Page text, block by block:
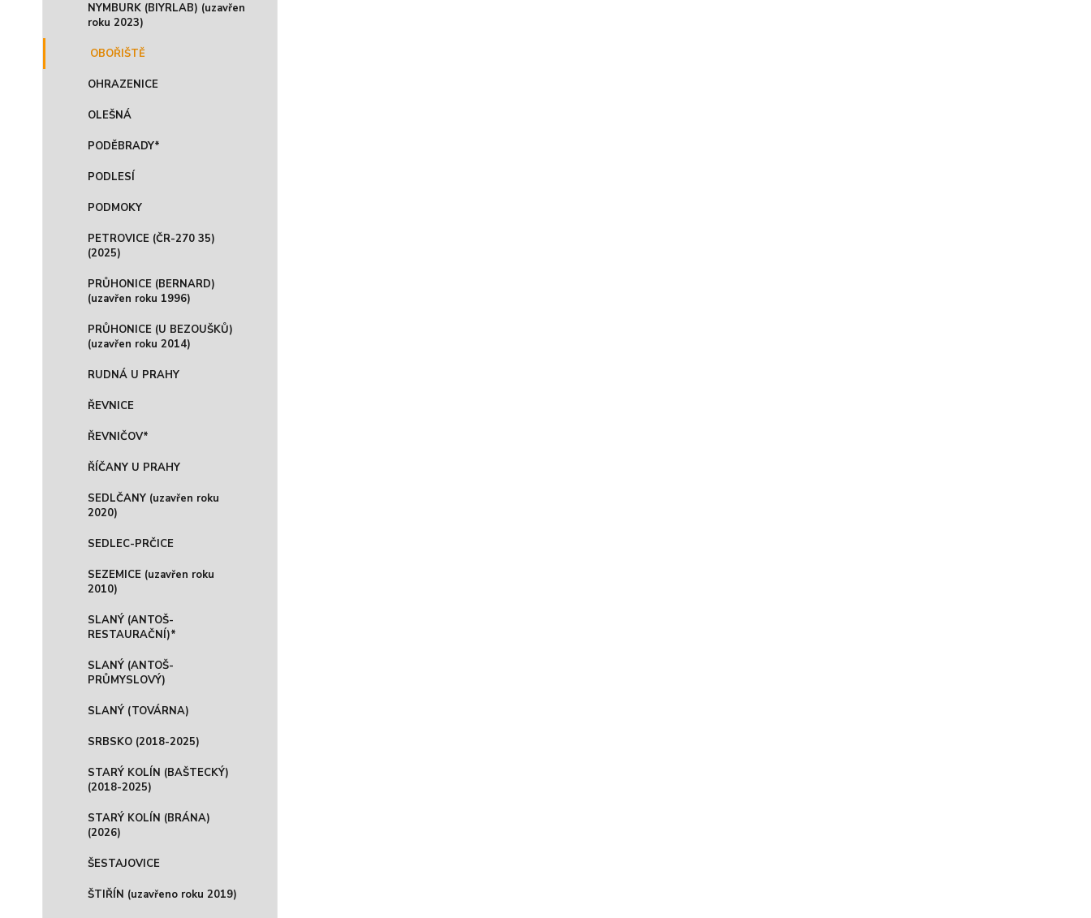
NYMBURK (BIYRLAB) (uzavřen
roku 2023)
OBOŘIŠTĚ
OHRAZENICE
OLEŠNÁ
PODĚBRADY*
PODLESÍ
PODMOKY
PETROVICE (ČR-270 35)
(2025)
PRŮHONICE (BERNARD)
(uzavřen roku 1996)
PRŮHONICE (U BEZOUŠKŮ)
(uzavřen roku 2014)
RUDNÁ U PRAHY
ŘEVNICE
ŘEVNIČOV*
ŘÍČANY U PRAHY
SEDLČANY (uzavřen roku
2020)
SEDLEC-PRČICE
SEZEMICE (uzavřen roku
2010)
SLANÝ (ANTOŠ-
RESTAURAČNÍ)*
SLANÝ (ANTOŠ-
PRŮMYSLOVÝ)
SLANÝ (TOVÁRNA)
SRBSKO (2018-2025)
STARÝ KOLÍN (BAŠTECKÝ)
(2018-2025)
STARÝ KOLÍN (BRÁNA)
(2026)
ŠESTAJOVICE
ŠTIŘÍN (uzavřeno roku 2019)